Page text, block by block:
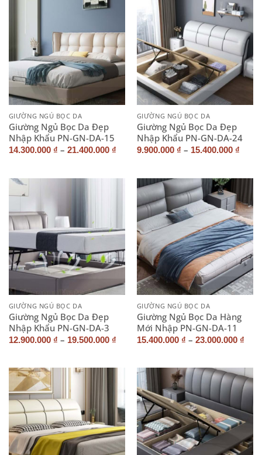
GIƯỜNG NGỦ BỌC DA
Giường Ngủ Bọc Da Đẹp
Nhập Khẩu PN-GN-DA-15
14.300.000 ₫ – 21.400.000 ₫
GIƯỜNG NGỦ BỌC DA
Giường Ngủ Bọc Da Đẹp
Nhập Khẩu PN-GN-DA-24
9.900.000 ₫ – 15.400.000 ₫
GIƯỜNG NGỦ BỌC DA
Giường Ngủ Bọc Da Đẹp
Nhập Khẩu PN-GN-DA-3
12.900.000 ₫ – 19.500.000 ₫
GIƯỜNG NGỦ BỌC DA
Giường Ngủ Bọc Da Hàng
Mới Nhập PN-GN-DA-11
15.400.000 ₫ – 23.000.000 ₫